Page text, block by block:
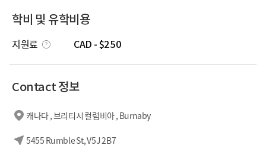
학비 및 유학비용
지원료 CAD - $250
Contact 정보
캐나다 , 브리티시 컬럼비아 , Burnaby
5455 Rumble St, V5J 2B7